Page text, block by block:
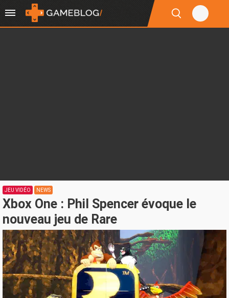
JEU VIDÉO NEWS
Xbox One : Phil Spencer évoque le
nouveau jeu de Rare